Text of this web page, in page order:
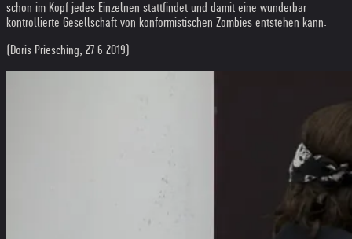
schon im Kopf jedes Einzelnen stattfindet und damit eine wunderbar
kontrollierte Gesellschaft von konformistischen Zombies entstehen kann.
(Doris Priesching, 27.6.2019)